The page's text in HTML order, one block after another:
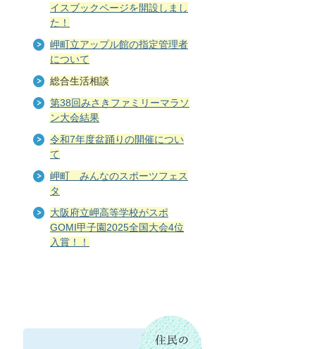
イスブックページを開設しまし
た！
岬町立アップル館の指定管理者
について
総合生活相談
第38回みさきファミリーマラソ
ン大会結果
令和7年度盆踊りの開催につい
て
岬町 みんなのスポーツフェス
タ
大阪府立岬高等学校がスポ
GOMI甲子園2025全国大会4位
入賞！！